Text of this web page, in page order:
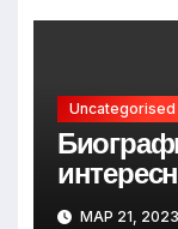
Uncategorised
и путь к
МАР 21, 2023